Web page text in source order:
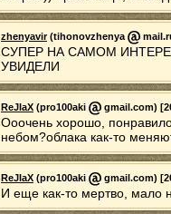
zhenyavir(tihonovzhenya
СУПЕР НА САМОМ
УВИДЕЛИ
ReJIaX (pro100aki gmail.com)
Ооочень хорошо,
небом?облака как-то
ReJIaX (pro100aki gmail.com)
И еще как-то мертво, мало